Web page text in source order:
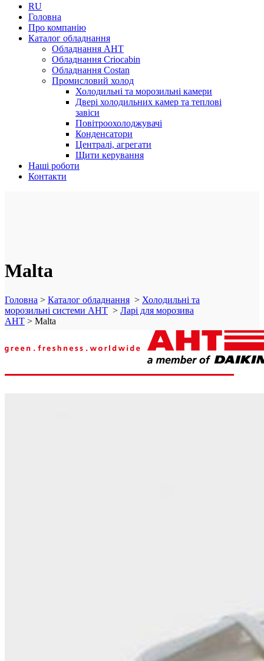
RU
Головна
Про компанію
Каталог обладнання
Обладнання AHT
Обладнання Criocabin
Обладнання Costan
Промисловий холод
Холодильні та морозильні камери
Двері холодильних камер та теплові
завіси
Повітроохолоджувачі
Конденсатори
Централі, агрегати
Щити керування
Наші роботи
Контакти
Malta
Головна > Каталог обладнання > Холодильні та
морозильні системи AHT > Ларі для морозива
AHT > Malta